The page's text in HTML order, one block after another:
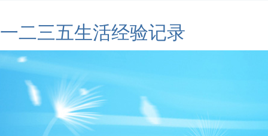
一二三五生活经验记录